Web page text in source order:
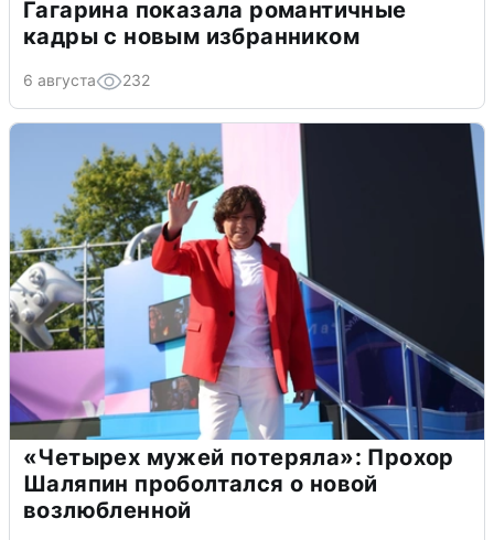
Гагарина показала романтичные
кадры с новым избранником
6 августа 232
«Четырех мужей потеряла»: Прохор
Шаляпин проболтался о новой
возлюбленной